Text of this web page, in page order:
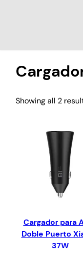
Showing all 2
Cargador para
Doble Puerto
37W